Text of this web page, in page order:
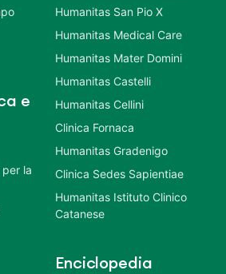
e
la
Humanitas San Pio X
Humanitas Medical Care
Humanitas Mater Domini
Humanitas Castelli
Humanitas Cellini
Clinica Fornaca
Humanitas Gradenigo
Clinica Sedes Sapientiae
Humanitas Istituto Clinico
Catanese
Enciclopedia